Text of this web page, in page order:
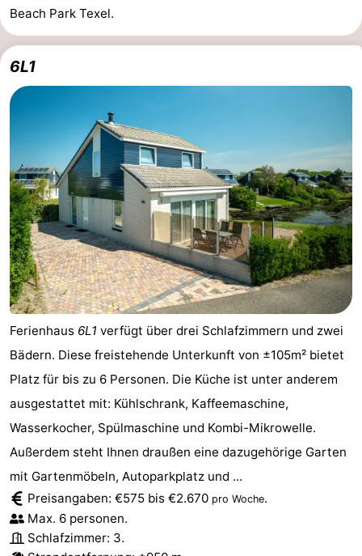
Beach Park Texel.
6L1
Ferienhaus 6L1 verfügt über drei Schlafzimmern und zwei
Bädern. Diese freistehende Unterkunft von ±105m² bietet
Platz für bis zu 6 Personen. Die Küche ist unter anderem
ausgestattet mit: Kühlschrank, Kaffeemaschine,
Wasserkocher, Spülmaschine und Kombi-Mikrowelle.
Außerdem steht Ihnen draußen eine dazugehörige Garten
mit Gartenmöbeln, Autoparkplatz und ...
Preisangaben: €575 bis €2.670 pro Woche.
Max. 6 personen.
Schlafzimmer: 3.